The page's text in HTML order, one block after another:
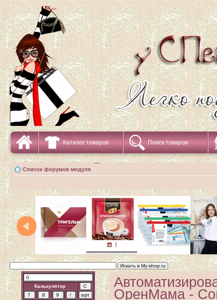
Каталог товаров Поиск товаров
Список форумов модуля
Калькулятор ОренМама -